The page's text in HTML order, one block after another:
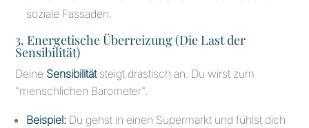
soziale Fassaden.
3. Energetische Überreizung (Die Last der
Sensibilität)
Deine Sensibilitätsteigt drastisch an. Du wirst zum
"menschlichen Barometer".
Beispiel: Du gehst in einen Supermarkt und fühlst dich